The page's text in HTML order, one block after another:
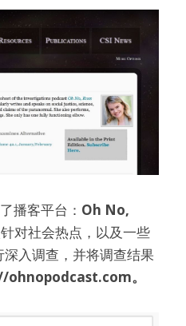
播客平台： Oh No,
对社会热点，以及一些
深入调查，并将调查结果
。